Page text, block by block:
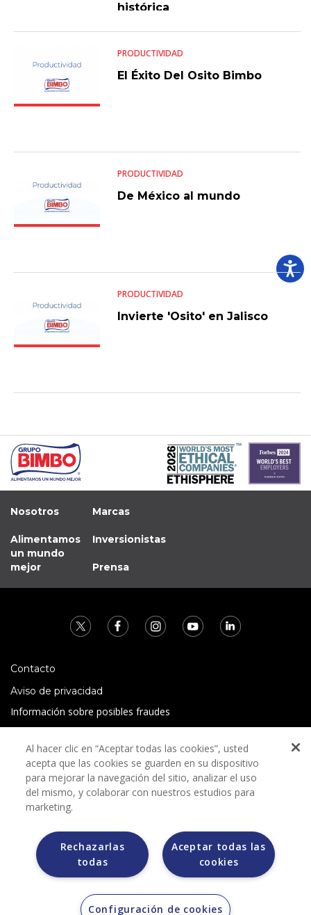
histórica
PRODUCTIVIDAD
El Éxito Del Osito Bimbo
PRODUCTIVIDAD
De México al mundo
PRODUCTIVIDAD
Invierte 'Osito' en Jalisco
Nosotros
Alimentamos
un mundo
mejor
Marcas
Inversionistas
Prensa
Contacto
Aviso de privacidad
Información sobre posibles fraudes
Términos y condiciones
Grupo Bimbo no solicita ningún tipo de pago durante el
proceso de selección.
otros sitios de internet. Sólo lo hace a través de la casa
subastas MORTON.
Al hacer clic en “Aceptar todas las cookies”, usted
acepta que las cookies se guarden en su dispositivo
para mejorar la navegación del sitio, analizar el uso
del mismo, y colaborar con nuestros estudios para
marketing.
Aceptar todas las
cookies
Rechazarlas
todas
Configuración de cookies